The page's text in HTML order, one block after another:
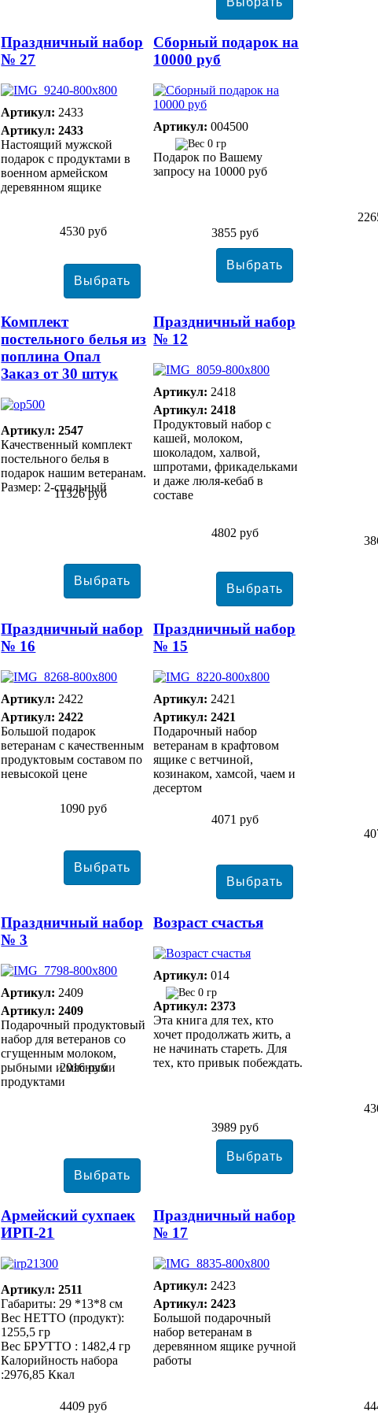
4530 руб
Праздничный набор
№ 27
Артикул: 2433
Артикул: 2433
Настоящий мужской
подарок с продуктами в
военном армейском
деревянном ящике
3855 руб
Сборный подарок на
10000 руб
Артикул: 004500
0 гр
Подарок по Вашему
запросу на 10000 руб
11326 руб
Комплект
постельного белья из
поплина Опал
Заказ от 30 штук
Артикул: 2547
Качественный комплект
постельного белья в
подарок нашим ветеранам.
Размер: 2-спальный
4802 руб
Праздничный набор
№ 12
Артикул: 2418
Артикул: 2418
Продуктовый набор с
кашей, молоком,
шоколадом, халвой,
шпротами, фрикадельками
и даже люля-кебаб в
составе
1090 руб
Праздничный набор
№ 16
Артикул: 2422
Артикул: 2422
Большой подарок
ветеранам с качественным
продуктовым составом по
невысокой цене
4071 руб
Праздничный набор
№ 15
Артикул: 2421
Артикул: 2421
Подарочный набор
ветеранам в крафтовом
ящике с ветчиной,
козинаком, хамсой, чаем и
десертом
2016 руб
Праздничный набор
№ 3
Артикул: 2409
Артикул: 2409
Подарочный продуктовый
набор для ветеранов со
сгущенным молоком,
рыбными и мясными
продуктами
3989 руб
Возраст счастья
Артикул: 014
0 гр
Артикул: 2373
Эта книга для тех, кто
хочет продолжать жить, а
не начинать стареть. Для
тех, кто привык побеждать.
4409 руб
Армейский сухпаек
ИРП-21
Артикул: 2511
Габариты: 29 *13*8 см
Вес НЕТТО (продукт):
1255,5 гр
Вес БРУТТО : 1482,4 гр
Калорийность набора
:2976,85 Ккал
Праздничный набор
№ 17
Артикул: 2423
Артикул: 2423
Большой подарочный
набор ветеранам в
деревянном ящике ручной
работы